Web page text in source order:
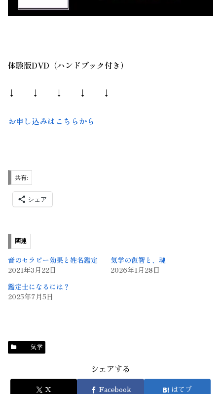
体験版DVD（ハンドブック付き）
↓ ↓ ↓ ↓ ↓
お申し込みはこちらから
共有:
シェア
関連
音のセラピー効果と姓名鑑定
2021年3月22日
気学の叡智と、魂
2026年1月28日
鑑定士になるには？
2025年7月5日
気学
シェアする
X Facebook はてブ